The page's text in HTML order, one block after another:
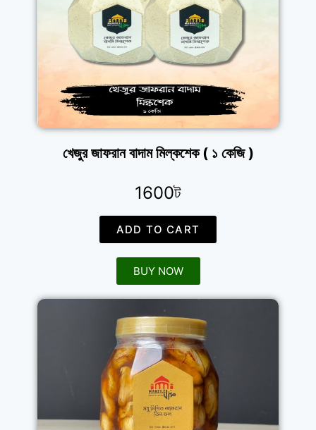
খেজুর জাফরান বাদাম মিল্কশেক ( ১ কেজি )
1600ট
ADD TO CART
BUY NOW